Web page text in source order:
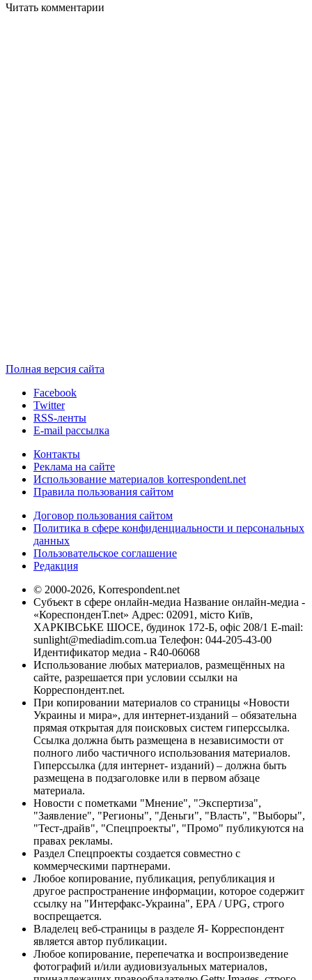
Читать комментарии
Полная версия сайта
Facebook
Twitter
RSS-ленты
E-mail рассылка
Контакты
Реклама на сайте
Использование материалов korrespondent.net
Правила пользования сайтом
Договор пользования сайтом
Политика в сфере конфиденциальности и персональных
данных
Пользовательское соглашение
Редакция
© 2000-2026, Korrespondent.net
Субъект в сфере онлайн-медиа Название онлайн-медиа -
«КореспонденТ.net» Адрес: 02091, місто Київ,
ХАРКІВСЬКЕ ШОСЕ, будинок 172-Б, офіс 208/1 E-mail:
sunlight@mediadim.com.ua Телефон: 044-205-43-00
Идентификатор медиа - R40-06068
Использование любых материалов, размещённых на
сайте, разрешается при условии ссылки на
Корреспондент.net.
При копировании материалов со страницы «Новости
Украины и мира», для интернет-изданий – обязательна
прямая открытая для поисковых систем гиперссылка.
Ссылка должна быть размещена в независимости от
полного либо частичного использования материалов.
Гиперссылка (для интернет- изданий) – должна быть
размещена в подзаголовке или в первом абзаце
материала.
Новости с пометками "Мнение", "Экспертиза",
"Заявление", "Регионы", "Деньги", "Власть", "Выборы",
"Тест-драйв", "Спецпроекты", "Промо" публикуются на
правах рекламы.
Раздел Спецпроекты создается совместно с
коммерческими партнерами.
Любое копирование, публикация, републикация и
другое распространение информации, которое содержит
ссылку на "Интерфакс-Украина", EPA / UPG, строго
воспрещается.
Владелец веб-страницы в разделе Я- Корреспондент
является автор публикации.
Любое копирование, перепечатка и воспроизведение
фотографий и/или аудиовизуальных материалов,